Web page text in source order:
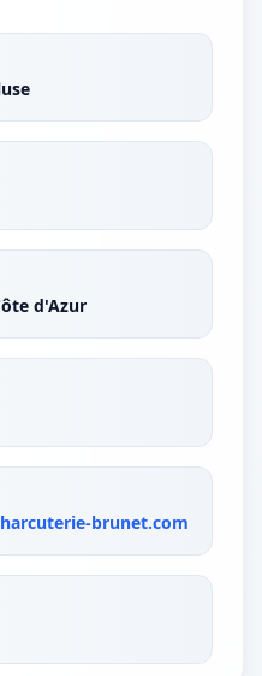
d'Azur
brunet.com